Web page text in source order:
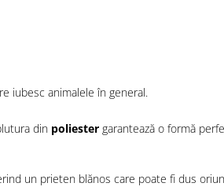
iubesc animalele în general.
din poliester garantează o formă
un prieten blănos care poate fi dus